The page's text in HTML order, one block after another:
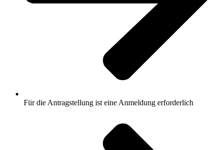
Für die Antragstellung ist eine Anmeldung erforderlich